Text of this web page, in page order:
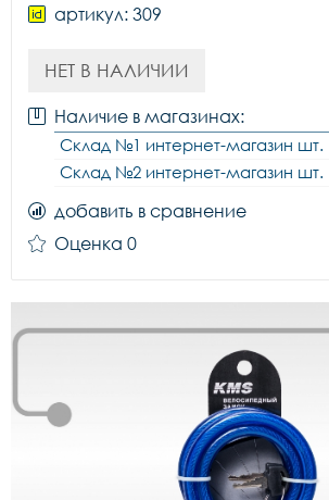
артикул: 309
НЕТ В НАЛИЧИИ
Наличие в магазинах:
Склад №1 интернет-магазин шт.
Склад №2 интернет-магазин шт.
добавить в сравнение
Оценка 0